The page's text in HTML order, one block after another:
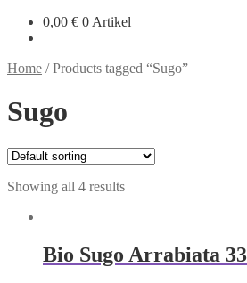
0,00 € 0 Artikel
Home /Products tagged “Sugo”
Sugo
Showing all 4 results
Bio Sugo Arrabiata